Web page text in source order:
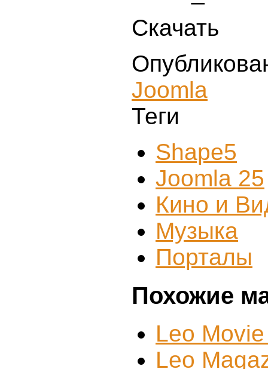
Скачать
Joomla
Теги
Shape5
Joomla 25
Кино и
Музыка
Порталы
Похожие
Leo
Leo